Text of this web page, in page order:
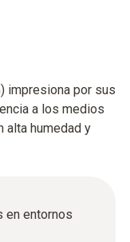
impresiona por sus
a los medios
alta humedad y
en entornos